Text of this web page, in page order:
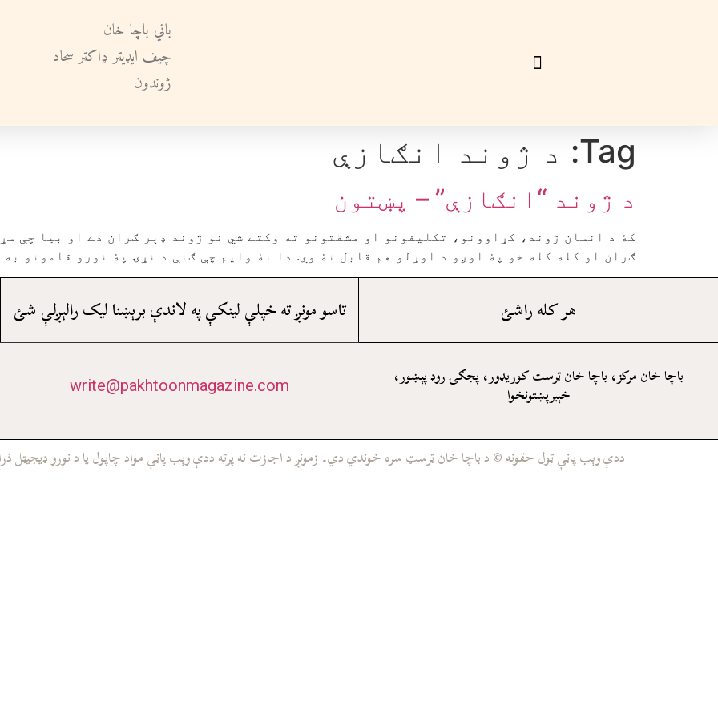
باني باچا خان
چيف ايډيټر ډاکټر سجاد
ژوندون
Tag: د ژوند انګازې
د ژوند “انګازې” – پښتون
کۀ د انسان ژوند، کړاوونو، تکليفونو او مشقتونو ته وکتے شي نو ژوند ډېر ګران دے او بيا چې
ګران او کله کله خو پۀ اوږو د اوړلو هم قابل نۀ وي. دا نۀ وايم چې ګنې د نړۍ پۀ نورو قامونو به
هر کله راشئ
باچا خان مرکز، باچا خان ټرست کوريډور، پجګۍ روډ پېښور،
خېبرپښتونخوا
تاسو مونږ ته خپلې لينکې په لاندې برېښنا ليک رالېږلې شئ
write@pakhtoonmagazine.com
ددې وېب پاڼې ټول حقونه © د باچا خان ټرسټ سره خوندي دي۔ زمونږ د اجازت نه پرته ددې وېب پاڼې مواد چاپول يا د نورو ډيجيټل